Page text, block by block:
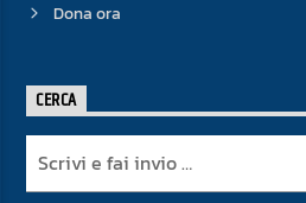
Dona ora
CERCA